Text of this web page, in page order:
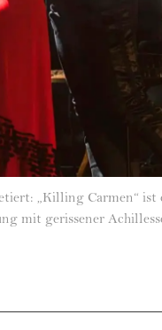
„Killing Carmen“
mit gerissener